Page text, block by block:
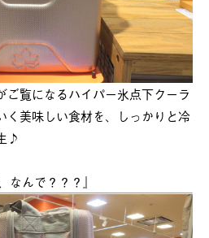
ご覧になるハイパー氷点下クーラ
く美味しい食材を、しっかりと冷
♪
なんで？？？』